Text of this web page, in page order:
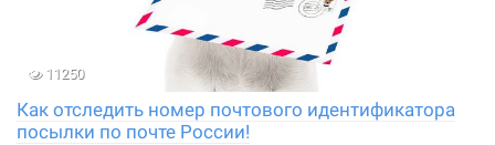
11250
Как отследить номер почтового идентификатора
посылки по почте России!